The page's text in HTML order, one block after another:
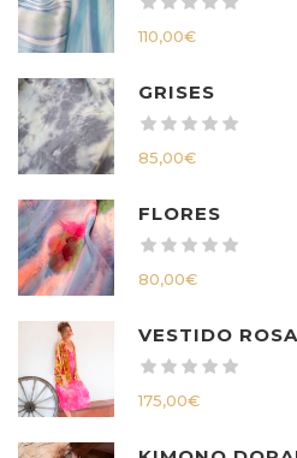
110,00€
GRISES
85,00€
FLORES
80,00€
VESTIDO ROSA
175,00€